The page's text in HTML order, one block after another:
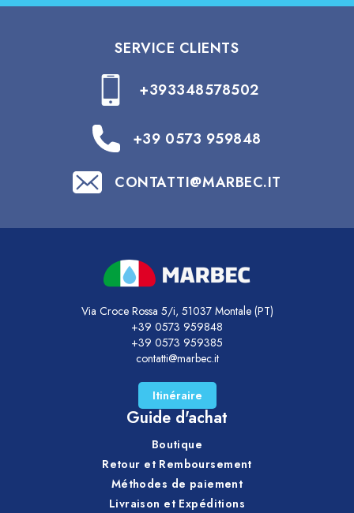
SERVICE CLIENTS
+393348578502
+39 0573 959848
CONTATTI@MARBEC.IT
Via Croce Rossa 5/i, 51037 Montale (PT)
+39 0573 959848
+39 0573 959385
contatti@marbec.it
Itinéraire
Guide d'achat
Boutique
Retour et Remboursement
Méthodes de paiement
Livraison et Expéditions